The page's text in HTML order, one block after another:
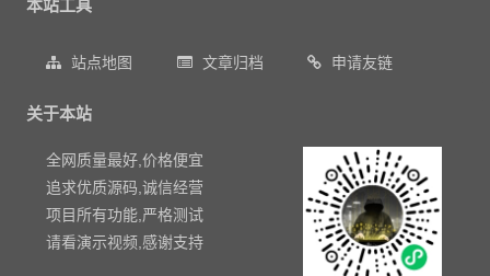
本站工具
站点地图 文章归档 申请友链
关于本站
全网质量最好,价格便宜
追求优质源码,诚信经营
项目所有功能,严格测试
请看演示视频,感谢支持